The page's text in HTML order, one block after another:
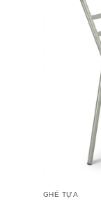
GHẾ TỰA